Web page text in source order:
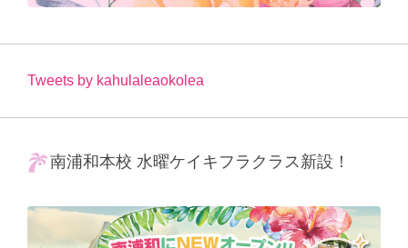
Tweets by kahulaleaokolea
南浦和本校 水曜ケイキフラクラス新設！